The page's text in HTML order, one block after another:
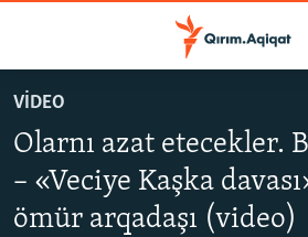
Esas
mündericege
qaytmaq
navigatsiyağa
qaytmaq
SİYASET
İQTİSADİYAT
VİDEO
Olarnı azat etecekler.
– «Veciye Kaşka
ömür arqadaşı (video)